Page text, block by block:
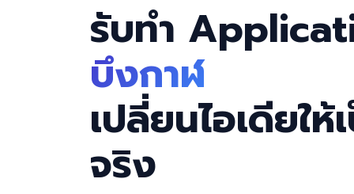
รับทำ
บึงกาฬ
เปลี่ยนไอเดียใ
จริง